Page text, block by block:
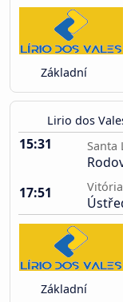
Základní
Lirio dos
15:31 Santa
17:51
Základní